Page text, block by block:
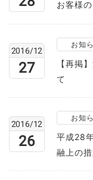
お客様
2016/12
27
お知
【再掲
て
2016/12
26
お知
平成28
融上の